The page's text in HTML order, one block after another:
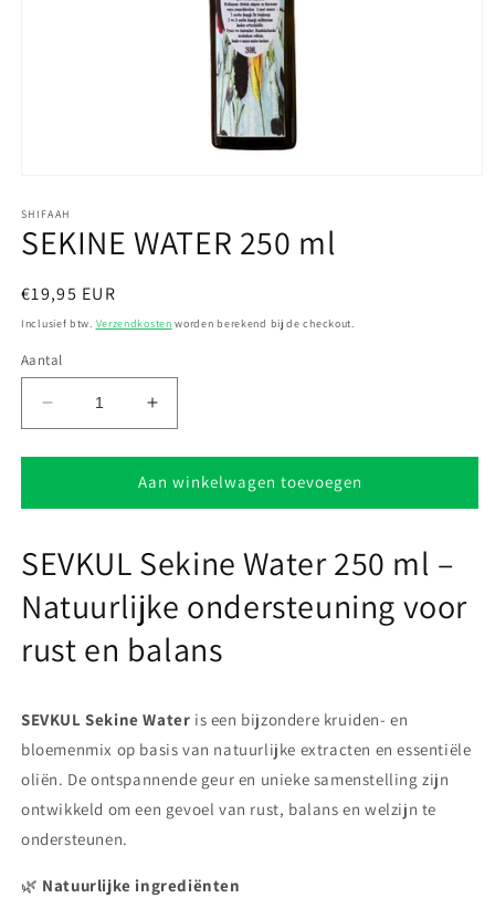
openen
in
modaal
SHIFAAH
SEKINE WATER 250 ml
Normale
prijs
€19,95 EUR
Inclusief btw. Verzendkosten worden berekend bij de checkout.
Aantal
Aantal
verlagen
voor
WATER
ml
Aantal
verhogen
voor
SEKINE
WATER
ml
Aan winkelwagen toevoegen
SEVKUL Sekine Water 250 ml –
Natuurlijke ondersteuning voor
rust en balans
SEVKUL Sekine Water is een bijzondere kruiden- en
bloemenmix op basis van natuurlijke extracten en essentiële
oliën. De ontspannende geur en unieke samenstelling zijn
ontwikkeld om een gevoel van rust, balans en welzijn te
ondersteunen.
🌿 Natuurlijke ingrediënten